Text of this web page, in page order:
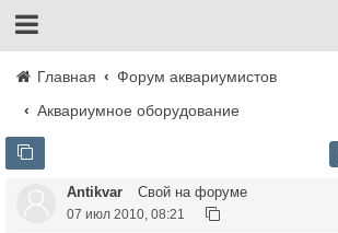
Главная
Форум аквариумистов
Аквариумное оборудование
Antikvar Свой на форуме
07 июл 2010, 08:21